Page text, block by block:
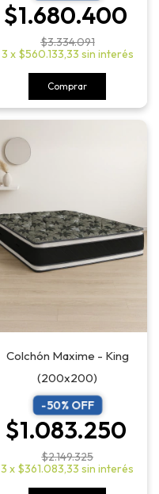
$1.680.400
$3.334.091
3 x $560.133,33 sin interés
Comprar
Colchón Maxime - King
(200x200)
-50% OFF
$1.083.250
$2.149.325
3 x $361.083,33 sin interés